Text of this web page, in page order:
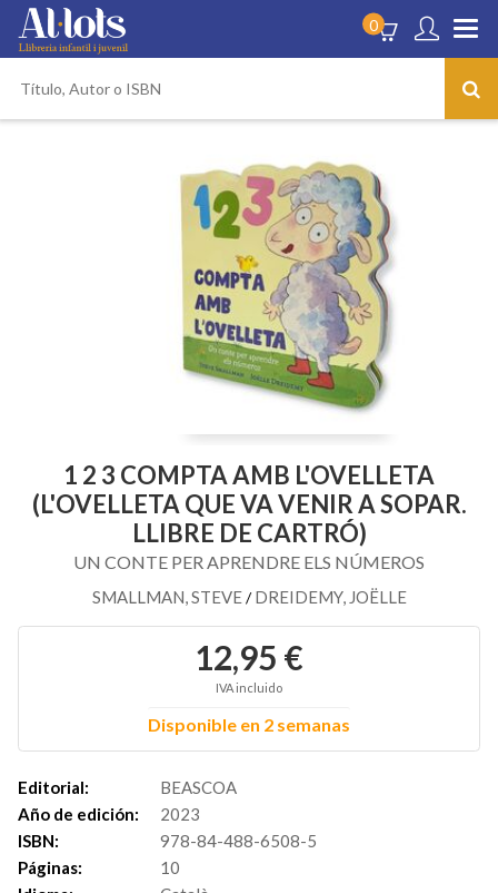
0
1 2 3 COMPTA AMB L'OVELLETA
(L'OVELLETA QUE VA VENIR A SOPAR.
LLIBRE DE CARTRÓ)
UN CONTE PER APRENDRE ELS NÚMEROS
SMALLMAN, STEVE/DREIDEMY, JOËLLE
12,95 €
IVA incluido
Disponible en 2 semanas
Editorial:
BEASCOA
Año de edición:
2023
ISBN:
978-84-488-6508-5
Páginas:
10